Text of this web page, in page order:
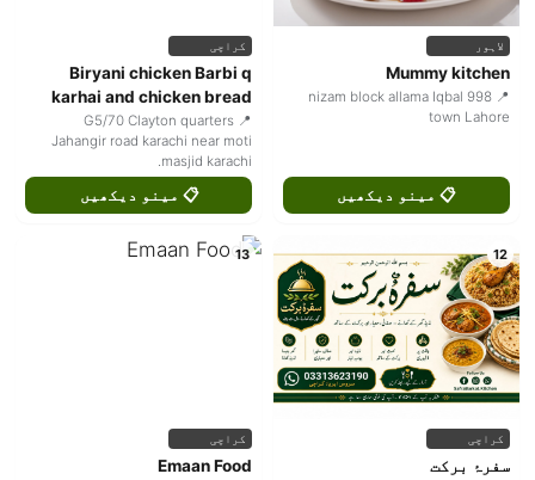
لاہور
Mummy kitchen
📍 998 nizam block allama Iqbal
town Lahore
📋 مینو دیکھیں
کراچی
Biryani chicken Barbi q
karhai and chicken bread
📍 G5/70 Clayton quarters
Jahangir road karachi near moti
masjid karachi.
📋 مینو دیکھیں
12
کراچی
سفرۂ برکت
13
کراچی
Emaan Food